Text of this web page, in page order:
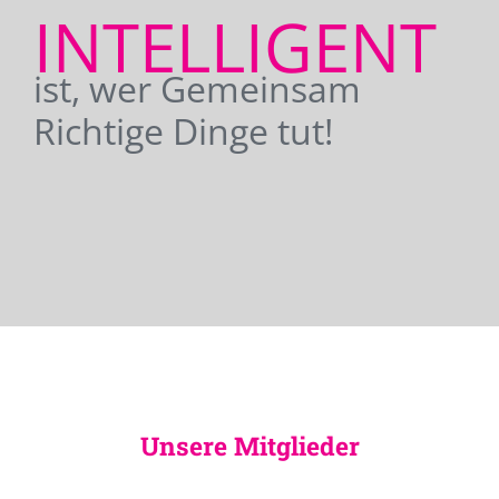
INTELLIGENT
ist, wer Gemeinsam
Richtige Dinge tut!
Unsere Mitglieder